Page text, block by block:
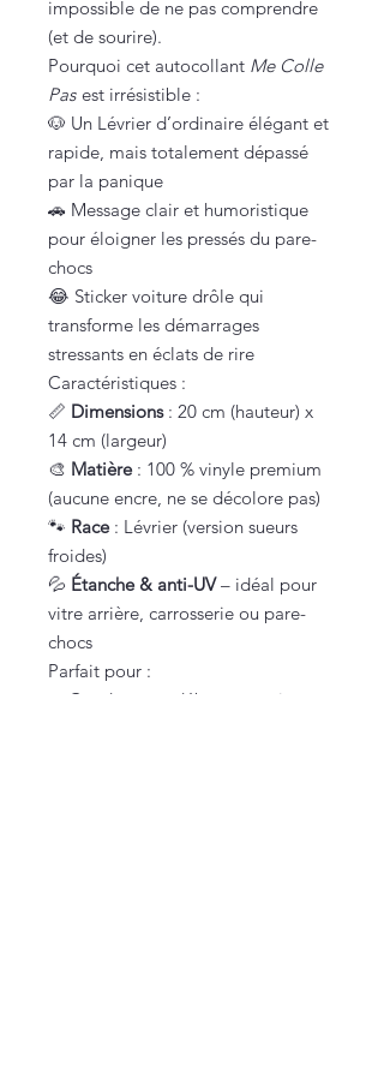
impossible de ne pas comprendre
(et de sourire).
Pourquoi cet autocollant Me Colle
Pas est irrésistible :
🐶 Un Lévrier d’ordinaire élégant et
rapide, mais totalement dépassé
par la panique
🚗 Message clair et humoristique
pour éloigner les pressés du pare-
chocs
😂 Sticker voiture drôle qui
transforme les démarrages
stressants en éclats de rire
Caractéristiques :
📏 Dimensions: 20 cm (hauteur) x
14 cm (largeur)
🎨 Matière: 100 % vinyle premium
(aucune encre, ne se décolore pas)
🐾 Race: Lévrier (version sueurs
froides)
💦 Étanche & anti-UV– idéal pour
vitre arrière, carrosserie ou pare-
chocs
Parfait pour :
✔ Conducteurs débutants qui